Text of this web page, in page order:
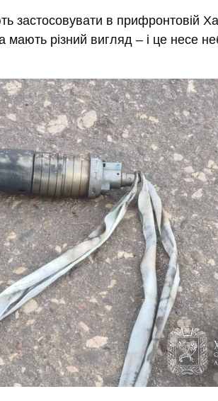
застосовувати в прифронтовій
мають різний вигляд – і це несе